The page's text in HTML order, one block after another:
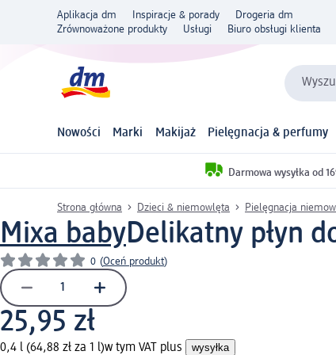
Aplikacja dm Inspiracje & porady
Drogeria dm
Zrównoważone produkty
Usługi Biuro obsługi klienta
Nowości Marki Makijaż Pielęgnacja & perfumy
Darmowa wysyłka od
Strona główna Dzieci & niemowlęta Pielęgnacja
Mixa babyDelikatny płyn
0 (Oceń produkt)
25,95 zł
0,4 l (64,88 zł za 1 l)w tym VAT plus wysyłka